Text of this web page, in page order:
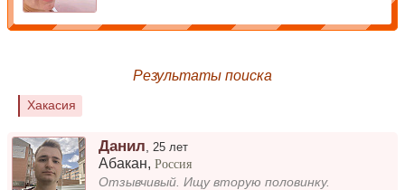
Результаты поиска
Хакасия
Данил 25 лет
Абакан,Россия
Отзывчивый. Ищу вторую половинку.